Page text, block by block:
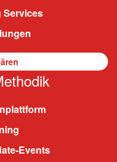
Services
Events